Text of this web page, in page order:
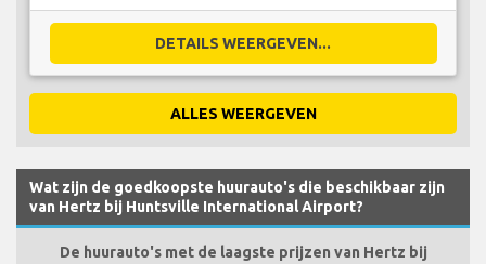
DETAILS WEERGEVEN...
ALLES WEERGEVEN
Wat zijn de goedkoopste huurauto's die beschikbaar zijn
van Hertz bij Huntsville International Airport?
De huurauto's met de laagste prijzen van Hertz bij